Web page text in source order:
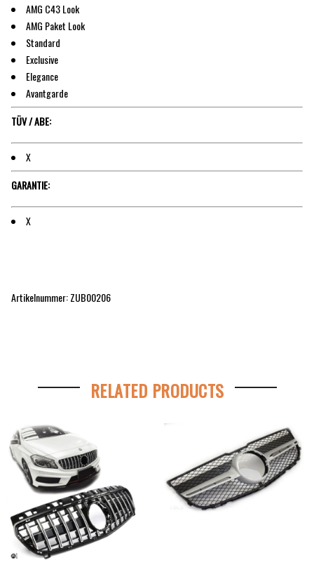
AMG C43 Look
AMG Paket Look
Standard
Exclusive
Elegance
Avantgarde
TÜV / ABE:
X
GARANTIE:
X
Artikelnummer: ZUB00206
RELATED PRODUCTS